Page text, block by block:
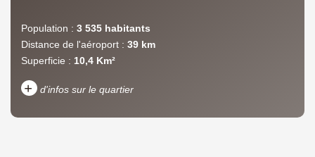
Population : 3 535 habitants
Distance de l'aéroport : 39 km
Superficie : 10,4 Km²
+ d'infos sur le quartier